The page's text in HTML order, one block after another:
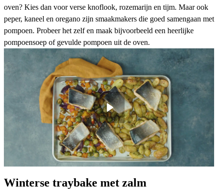
oven? Kies dan voor verse knoflook, rozemarijn en tijm. Maar ook
peper, kaneel en oregano zijn smaakmakers die goed samengaan met
pompoen. Probeer het zelf en maak bijvoorbeeld een heerlijke
pompoensoep of gevulde pompoen uit de oven.
Winterse traybake met zalm